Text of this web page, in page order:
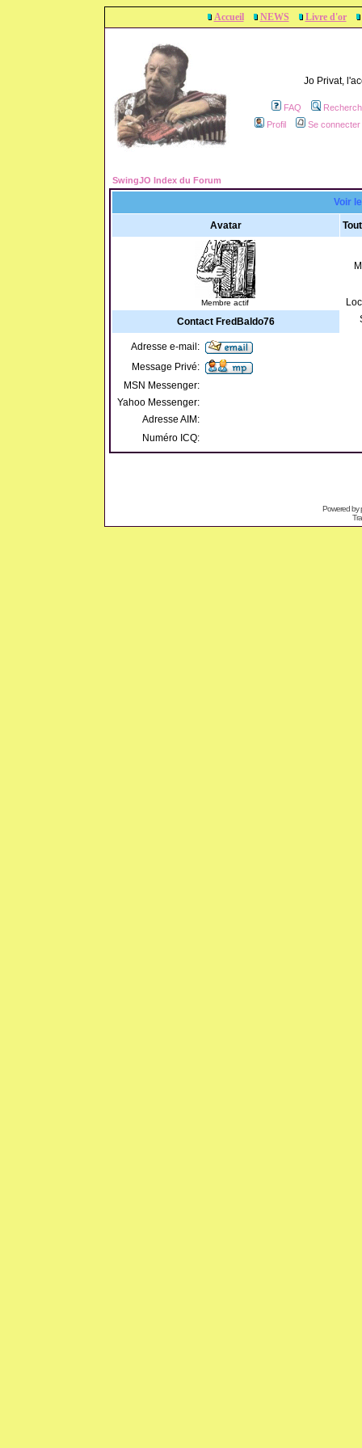
Accueil NEWS Livre d'or
Jo Privat,
FAQ
Profil
Se
SwingJO Index du Forum
Voir
Avatar
Membre actif
Contact FredBaldo76
Adresse e-mail:
Message Privé:
MSN Messenger:
Yahoo Messenger:
Adresse AIM:
Numéro ICQ:
Powered by